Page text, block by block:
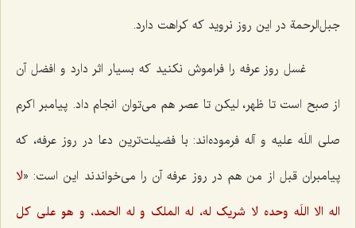
جبل‌الرحمة در این روز نروید که کراهت دارد.
غسل روز عرفه را فراموش نکنید که بسیار اثر دارد و افضل آن
از صبح است تا ظهر، لیکن تا عصر هم مى‌توان انجام داد. پیامبر اکرم
صلی اللَه علیه و آله فرموده‌اند: با فضیلت‌ترین دعا در روز عرفه، که
پیامبران قبل از من هم در روز عرفه آن را مى‌خواندند این است: «لا
اله الا اللَه وحده لا شریک له، له الملک و له الحمد، و هو على کل